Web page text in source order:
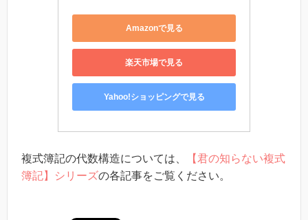
Amazonで見る
楽天市場で見る
Yahoo!ショッピングで見る
複式簿記の代数構造については、
【君の知らない複式
簿記】シリーズの各記事をご覧ください。